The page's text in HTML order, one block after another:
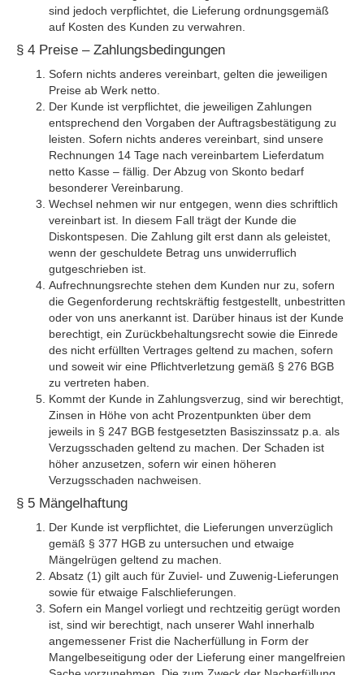
sind jedoch verpflichtet, die Lieferung ordnungsgemäß
auf Kosten des Kunden zu verwahren.
§ 4 Preise – Zahlungsbedingungen
Sofern nichts anderes vereinbart, gelten die jeweiligen
Preise ab Werk netto.
Der Kunde ist verpflichtet, die jeweiligen Zahlungen
entsprechend den Vorgaben der Auftragsbestätigung zu
leisten. Sofern nichts anderes vereinbart, sind unsere
Rechnungen 14 Tage nach vereinbartem Lieferdatum
netto Kasse – fällig. Der Abzug von Skonto bedarf
besonderer Vereinbarung.
Wechsel nehmen wir nur entgegen, wenn dies schriftlich
vereinbart ist. In diesem Fall trägt der Kunde die
Diskontspesen. Die Zahlung gilt erst dann als geleistet,
wenn der geschuldete Betrag uns unwiderruflich
gutgeschrieben ist.
Aufrechnungsrechte stehen dem Kunden nur zu, sofern
die Gegenforderung rechtskräftig festgestellt, unbestritten
oder von uns anerkannt ist. Darüber hinaus ist der Kunde
berechtigt, ein Zurückbehaltungsrecht sowie die Einrede
des nicht erfüllten Vertrages geltend zu machen, sofern
und soweit wir eine Pflichtverletzung gemäß § 276 BGB
zu vertreten haben.
Kommt der Kunde in Zahlungsverzug, sind wir berechtigt,
Zinsen in Höhe von acht Prozentpunkten über dem
jeweils in § 247 BGB festgesetzten Basiszinssatz p.a. als
Verzugsschaden geltend zu machen. Der Schaden ist
höher anzusetzen, sofern wir einen höheren
Verzugsschaden nachweisen.
§ 5 Mängelhaftung
Der Kunde ist verpflichtet, die Lieferungen unverzüglich
gemäß § 377 HGB zu untersuchen und etwaige
Mängelrügen geltend zu machen.
Absatz (1) gilt auch für Zuviel- und Zuwenig-Lieferungen
sowie für etwaige Falschlieferungen.
Sofern ein Mangel vorliegt und rechtzeitig gerügt worden
ist, sind wir berechtigt, nach unserer Wahl innerhalb
angemessener Frist die Nacherfüllung in Form der
Mangelbeseitigung oder der Lieferung einer mangelfreien